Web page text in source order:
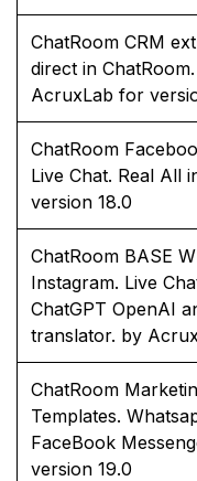
ChatRoom CRM
direct in
AcruxLab for
ChatRoom
Live Chat. Real All
version 18.0
ChatRoom BASE
Instagram. Live
ChatGPT OpenAI
translator. by
ChatRoom
Templates.
FaceBook
version 19.0